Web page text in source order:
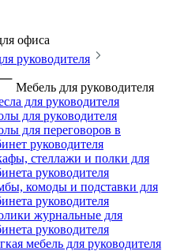
офиса
руководителя
Мебель для руководителя
для руководителя
для руководителя
для переговоров в
руководителя
стеллажи и полки для
руководителя
комоды и подставки для
руководителя
журнальные для
руководителя
мебель для руководителя